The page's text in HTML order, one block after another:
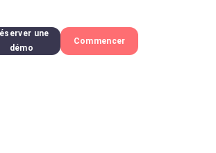
une
démo
Commencer